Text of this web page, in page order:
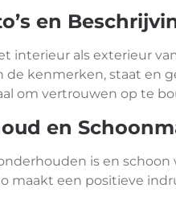
en
interieur als exterieur
kenmerken, staat en
om vertrouwen op te
en
is en schoon
maakt een positieve